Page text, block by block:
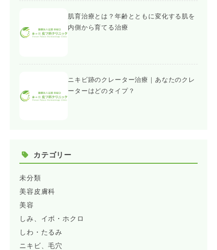
肌育治療とは？年齢とともに変化する肌を
内側から育てる治療
ニキビ跡のクレーター治療｜あなたのクレ
ーターはどのタイプ？
カテゴリー
未分類
美容皮膚科
美容
しみ、イボ・ホクロ
しわ・たるみ
ニキビ、毛穴